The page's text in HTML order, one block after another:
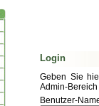
Login
Geben Sie
Admin-
Benutzer-